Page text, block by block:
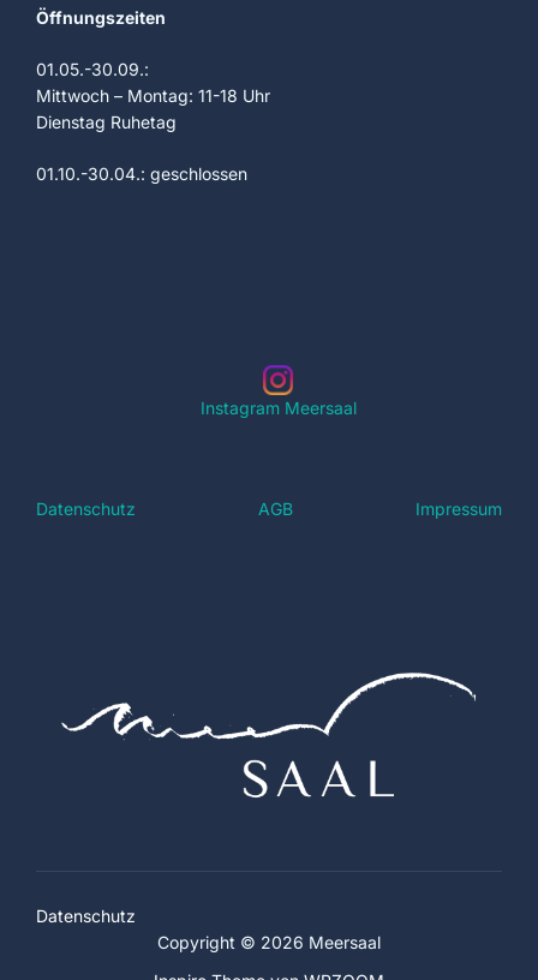
Öffnungszeiten
01.05.-30.09.:
Mittwoch – Montag: 11-18 Uhr
Dienstag Ruhetag
01.10.-30.04.: geschlossen
Instagram Meersaal
Datenschutz AGB Impressum
Datenschutz
Copyright © 2026 Meersaal